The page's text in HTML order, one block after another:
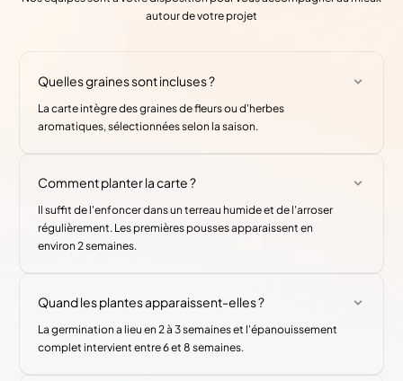
autour de votre projet
Quelles graines sont incluses ?
La carte intègre des graines de fleurs ou d'herbes
aromatiques, sélectionnées selon la saison.
Comment planter la carte ?
Il suffit de l'enfoncer dans un terreau humide et de l'arroser
régulièrement. Les premières pousses apparaissent en
environ 2 semaines.
Quand les plantes apparaissent-elles ?
La germination a lieu en 2 à 3 semaines et l'épanouissement
complet intervient entre 6 et 8 semaines.